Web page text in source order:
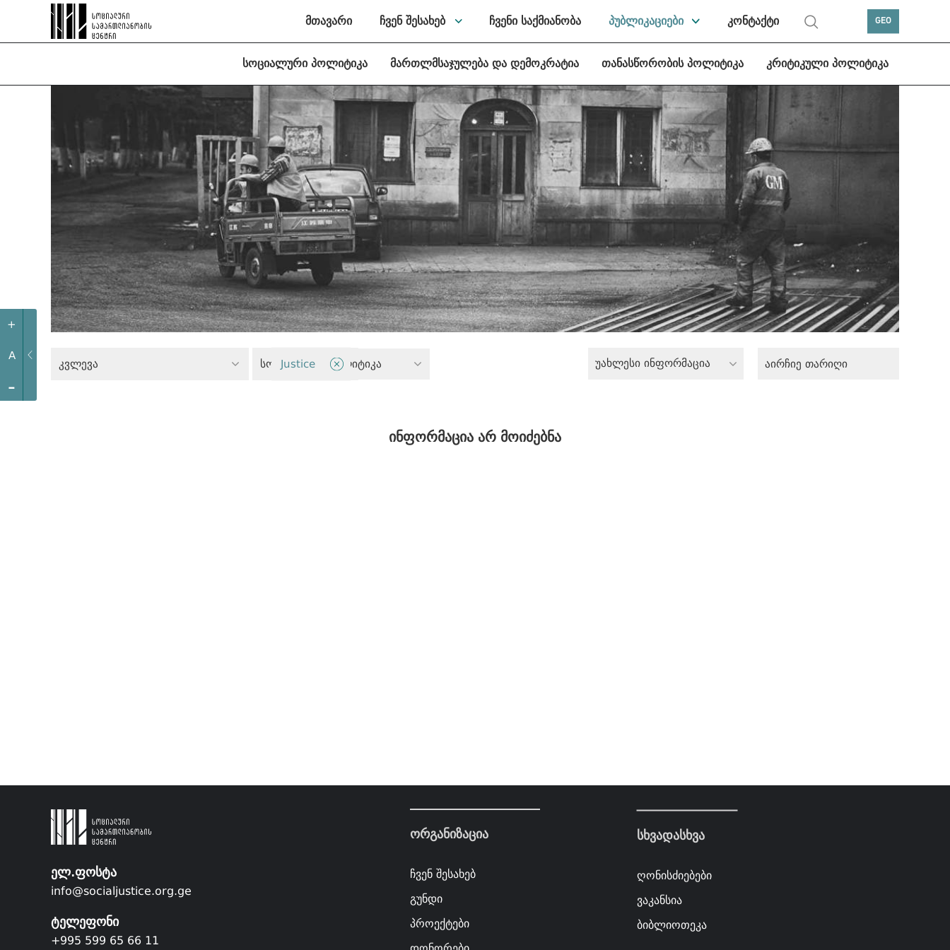
+
A
-
მთავარი ჩვენ შესახებ ჩვენი საქმიანობა პუბლიკაციები კონტაქტი GEO
სოციალური პოლიტიკა მართლმსაჯულება და დემოკრატია თანასწორობის პოლიტიკა კრიტიკული პოლიტიკა
კვლევა სოციალური პოლიტიკა
Justice უახლესი ინფორმაცია
ინფორმაცია არ მოიძებნა
ელ.ფოსტა
info@socialjustice.org.ge
ტელეფონი
+995 599 65 66 11
ორგანიზაცია
ჩვენ შესახებ
გუნდი
პროექტები
სხვადასხვა
ღონისძიებები
ვაკანსია
ბიბლიოთეკა